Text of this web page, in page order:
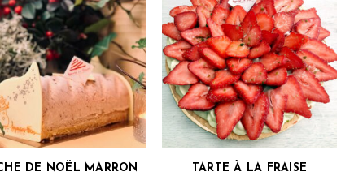
DE NOËL MARRON TARTE À LA FRAISE